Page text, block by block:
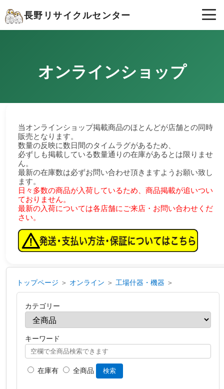
長野リサイクルセンター
オンラインショップ
当オンラインショップ掲載商品のほとんどが店舗との同時
販売となります。
数量の反映に数日間のタイムラグがあるため、
必ずしも掲載している数量通りの在庫があるとは限りませ
ん。
最新の在庫数は必ずお問い合わせ頂きますようお願い致し
ます。
日々多数の商品が入荷しているため、商品掲載が追いつい
ておりません。
最新の入荷については各店舗にご来店・お問い合わせくだ
さい。
トップページ ＞ オンライン ＞ 工場什器・機器 ＞
カテゴリー
キーワード
在庫有 全商品 検索